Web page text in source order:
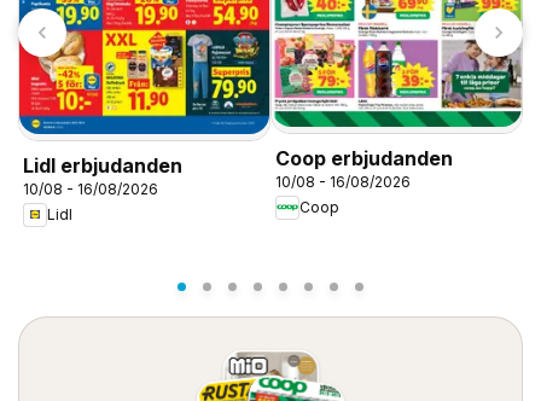
Lidl erbjudanden
10/08 - 16/08/2026
Lidl
Coop erbjudanden
10/08 - 16/08/2026
Coop